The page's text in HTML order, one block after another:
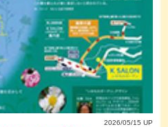
2026/05/15 UP